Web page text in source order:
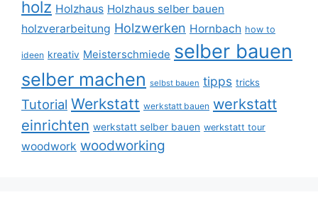
holz Holzhaus Holzhaus selber bauen
holzverarbeitung Holzwerken Hornbach how to
ideen kreativ Meisterschmiede selber bauen
selber machen selbst bauen tipps tricks
Tutorial Werkstatt werkstatt bauen werkstatt
einrichten werkstatt selber bauen werkstatt tour
woodwork woodworking